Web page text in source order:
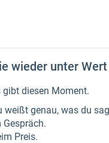
wieder unter Wert
gibt diesen Moment.
weißt genau, was du
Gespräch.
Preis.